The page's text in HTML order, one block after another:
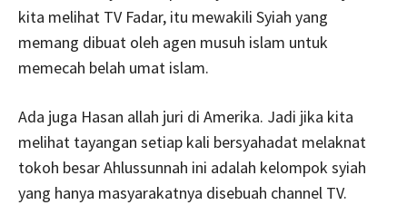
kita melihat TV Fadar, itu mewakili Syiah yang
memang dibuat oleh agen musuh islam untuk
memecah belah umat islam.
Ada juga Hasan allah juri di Amerika. Jadi jika kita
melihat tayangan setiap kali bersyahadat melaknat
tokoh besar Ahlussunnah ini adalah kelompok syiah
yang hanya masyarakatnya disebuah channel TV.